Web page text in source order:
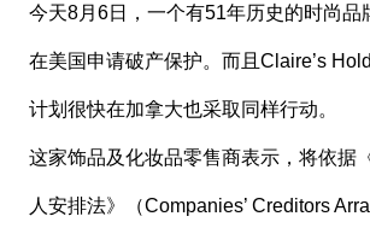
今天8月6日，一个有51年历史的时尚品
在美国申请破产保护。而且Claire’s
计划很快在加拿大也采取同样行动。
这家饰品及化妆品零售商表示，将依据
人安排法》（Companies’ Creditors